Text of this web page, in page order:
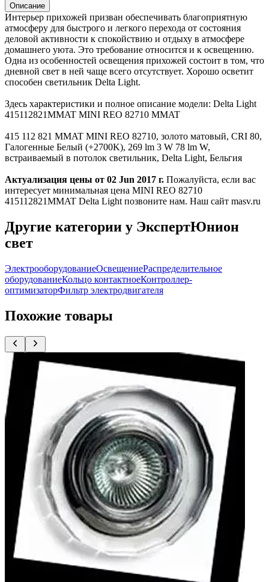
Описание
Интерьер прихожей призван обеспечивать благоприятную
атмосферу для быстрого и легкого перехода от состояния
деловой активности к спокойствию и отдыху в атмосфере
домашнего уюта. Это требование относится и к освещению.
Одна из особенностей освещения прихожей состоит в том, что
дневной свет в ней чаще всего отсутствует. Хорошо осветит
способен светильник Delta Light.
Здесь характеристики и полное описание модели: Delta Light
415112821MMAT MINI REO 82710 MMAT
415 112 821 MMAT MINI REO 82710, золото матовый, CRI 80,
Галогенные Белый (+2700K), 269 lm 3 W 78 lm W,
встраиваемый в потолок светильник, Delta Light, Бельгия
Актуализация цены от 02 Jun 2017 г. Пожалуйста, если вас
интересует минимальная цена MINI REO 82710
415112821MMAT Delta Light позвоните нам. Наш сайт masv.ru
Другие категории у ЭкспертЮнион
свет
ЭлектрооборудованиеОсвещениеРаспределительное
оборудованиеКольцо контактноеКонтроллер-
оптимизаторФильтр электродвигателя
Похожие товары